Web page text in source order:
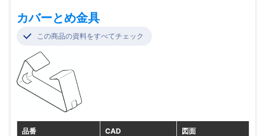
カバーとめ金具
この商品の資料をすべてチェック
品番 CAD 図面